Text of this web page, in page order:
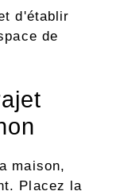
d'établir
de
maison,
Placez la